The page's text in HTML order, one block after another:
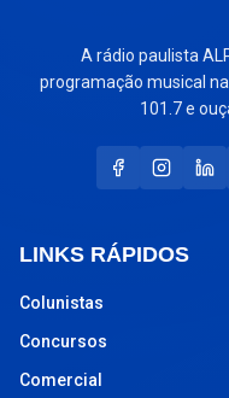
A rádio paulista
programação musical
101.7 e
LINKS RÁPIDOS
Colunistas
Concursos
Comercial